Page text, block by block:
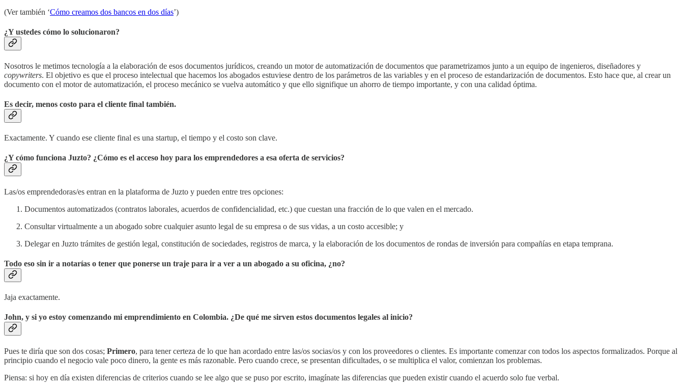
(Ver también ‘Cómo creamos dos bancos en dos días’)
¿Y ustedes cómo lo solucionaron?
Nosotros le metimos tecnología a la elaboración de esos documentos jurídicos, creando un motor de automatización de documentos que parametrizamos junto a un equipo de ingenieros, diseñadores y
copywriters. El objetivo es que el proceso intelectual que hacemos los abogados estuviese dentro de los parámetros de las variables y en el proceso de estandarización de documentos. Esto hace que, al crear un
documento con el motor de automatización, el proceso mecánico se vuelva automático y que ello signifique un ahorro de tiempo importante, y con una calidad óptima.
Es decir, menos costo para el cliente final también.
Exactamente. Y cuando ese cliente final es una startup, el tiempo y el costo son clave.
¿Y cómo funciona Juzto? ¿Cómo es el acceso hoy para los emprendedores a esa oferta de servicios?
Las/os emprendedoras/es entran en la plataforma de Juzto y pueden entre tres opciones:
Documentos automatizados (contratos laborales, acuerdos de confidencialidad, etc.) que cuestan una fracción de lo que valen en el mercado.
Consultar virtualmente a un abogado sobre cualquier asunto legal de su empresa o de sus vidas, a un costo accesible; y
Delegar en Juzto trámites de gestión legal, constitución de sociedades, registros de marca, y la elaboración de los documentos de rondas de inversión para compañías en etapa temprana.
Todo eso sin ir a notarías o tener que ponerse un traje para ir a ver a un abogado a su oficina, ¿no?
Jaja exactamente.
John, y si yo estoy comenzando mi emprendimiento en Colombia. ¿De qué me sirven estos documentos legales al inicio?
Pues te diría que son dos cosas; Primero, para tener certeza de lo que han acordado entre las/os socias/os y con los proveedores o clientes. Es importante comenzar con todos los aspectos formalizados. Porque al
principio cuando el negocio vale poco dinero, la gente es más razonable. Pero cuando crece, se presentan dificultades, o se multiplica el valor, comienzan los problemas.
Piensa: si hoy en día existen diferencias de criterios cuando se lee algo que se puso por escrito, imagínate las diferencias que pueden existir cuando el acuerdo solo fue verbal.